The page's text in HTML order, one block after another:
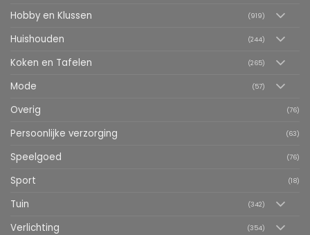
Hobby en Klussen (919)
Huishouden (244)
Koken en Tafelen (265)
Mode (57)
Overig (76)
Persoonlijke verzorging (63)
Speelgoed (76)
Sport (18)
Tuin (342)
Verlichting (354)